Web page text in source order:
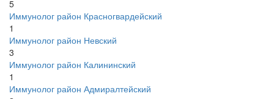
5
Иммунолог район Красногвардейский
1
Иммунолог район Невский
3
Иммунолог район Калининский
1
Иммунолог район Адмиралтейский